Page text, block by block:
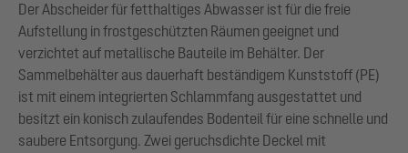
Der Abscheider für fetthaltiges Abwasser ist für die freie
Aufstellung in frostgeschützten Räumen geeignet und
verzichtet auf metallische Bauteile im Behälter. Der
Sammelbehälter aus dauerhaft beständigem Kunststoff (PE)
ist mit einem integrierten Schlammfang ausgestattet und
besitzt ein konisch zulaufendes Bodenteil für eine schnelle und
saubere Entsorgung. Zwei geruchsdichte Deckel mit